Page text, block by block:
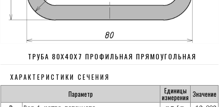
ТРУБА 80Х40Х7 ПРОФИЛЬНАЯ ПРЯМОУГОЛЬНАЯ
ХАРАКТЕРИСТИКИ СЕЧЕНИЯ
Параметр
Единицы
измерения Значение